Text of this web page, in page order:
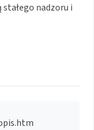
nadzoru i